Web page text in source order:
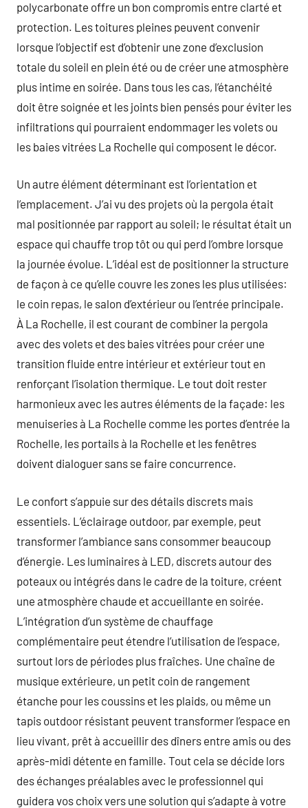
polycarbonate offre un bon compromis entre clarté et
protection. Les toitures pleines peuvent convenir
lorsque l’objectif est d’obtenir une zone d’exclusion
totale du soleil en plein été ou de créer une atmosphère
plus intime en soirée. Dans tous les cas, l’étanchéité
doit être soignée et les joints bien pensés pour éviter les
infiltrations qui pourraient endommager les volets ou
les baies vitrées La Rochelle qui composent le décor.
Un autre élément déterminant est l’orientation et
l’emplacement. J’ai vu des projets où la pergola était
mal positionnée par rapport au soleil; le résultat était un
espace qui chauffe trop tôt ou qui perd l’ombre lorsque
la journée évolue. L’idéal est de positionner la structure
de façon à ce qu’elle couvre les zones les plus utilisées:
le coin repas, le salon d’extérieur ou l’entrée principale.
À La Rochelle, il est courant de combiner la pergola
avec des volets et des baies vitrées pour créer une
transition fluide entre intérieur et extérieur tout en
renforçant l’isolation thermique. Le tout doit rester
harmonieux avec les autres éléments de la façade: les
menuiseries à La Rochelle comme les portes d’entrée la
Rochelle, les portails à la Rochelle et les fenêtres
doivent dialoguer sans se faire concurrence.
Le confort s’appuie sur des détails discrets mais
essentiels. L’éclairage outdoor, par exemple, peut
transformer l’ambiance sans consommer beaucoup
d’énergie. Les luminaires à LED, discrets autour des
poteaux ou intégrés dans le cadre de la toiture, créent
une atmosphère chaude et accueillante en soirée.
L’intégration d’un système de chauffage
complémentaire peut étendre l’utilisation de l’espace,
surtout lors de périodes plus fraîches. Une chaîne de
musique extérieure, un petit coin de rangement
étanche pour les coussins et les plaids, ou même un
tapis outdoor résistant peuvent transformer l’espace en
lieu vivant, prêt à accueillir des dîners entre amis ou des
après-midi détente en famille. Tout cela se décide lors
des échanges préalables avec le professionnel qui
guidera vos choix vers une solution qui s’adapte à votre